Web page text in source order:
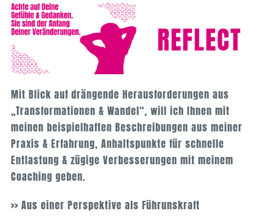
REFLECT
Mit Blick auf drängende Herausforderungen aus
„Transformationen & Wandel“, will ich Ihnen mit
meinen beispielhaften Beschreibungen aus meiner
Praxis & Erfahrung, Anhaltspunkte für schnelle
Entlastung & zügige Verbesserungen mit meinem
Coaching geben.
>> Aus einer Perspektive als Führunskraft